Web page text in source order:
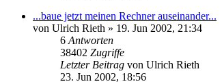
...baue jetzt meinen Rechner auseinander...
von Ulrich Rieth » 19. Jun 2002, 21:34
6 Antworten
38402 Zugriffe
Letzter Beitrag von Ulrich Rieth
23. Jun 2002, 18:56